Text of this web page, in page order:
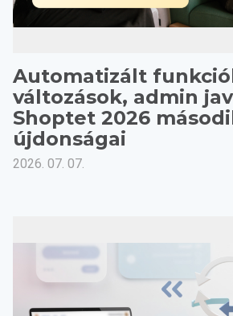
Automatizált
változások, admin
Shoptet 2026
újdonságai
2026. 07. 07.